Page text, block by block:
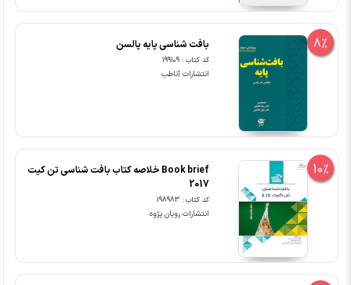
8% بافت شناسی پایه پالسن
کد کتاب : 199109
انتشارات آناطب
10%
Book brief خلاصه کتاب بافت شناسی تن کیت
2017
کد کتاب : 198983
انتشارات رویان پژوه